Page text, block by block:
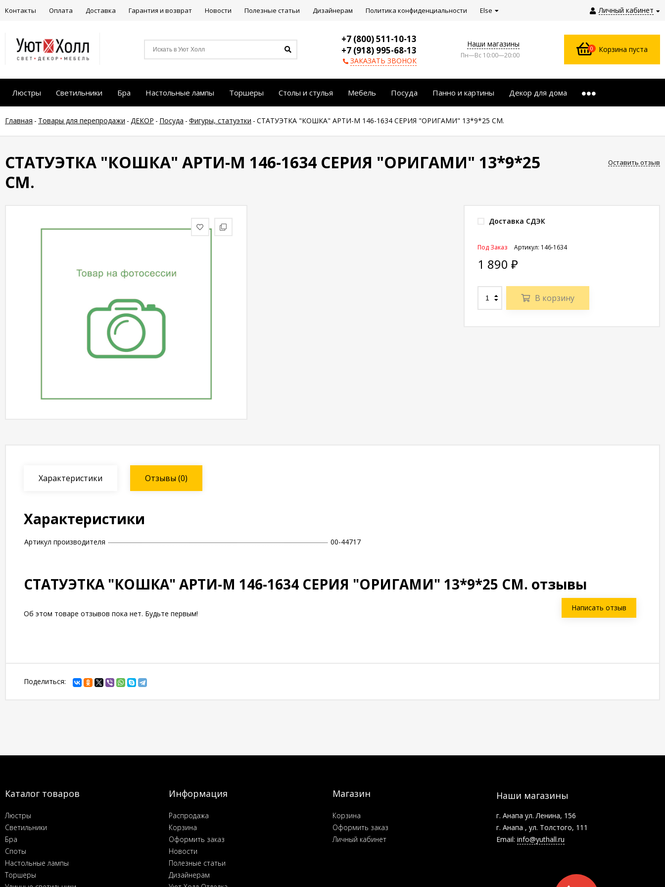
Личный кабинет
Контакты Оплата Доставка Гарантия и возврат Новости Полезные статьи Дизайнерам Политика конфиденциальности Else
+7 (800) 511-10-13
+7 (918) 995-68-13
ЗАКАЗАТЬ ЗВОНОК
Наши магазины
Пн—Вс 10:00—20:00
0 Корзина пуста
Люстры Светильники Бра Настольные лампы Торшеры Столы и стулья Мебель Посуда Панно и картины Декор для дома
Главная - Товары для перепродажи - ДЕКОР - Посуда - Фигуры, статуэтки - СТАТУЭТКА "КОШКА" АРТИ-М 146-1634 СЕРИЯ "ОРИГАМИ" 13*9*25 СМ.
СТАТУЭТКА "КОШКА" АРТИ-М 146-1634 СЕРИЯ "ОРИГАМИ" 13*9*25
СМ.
Оставить отзыв
Доставка СДЭК
Артикул: 146-1634
Под Заказ
1 890 ₽
В корзину
Характеристики Отзывы (0)
Характеристики
Артикул производителя 00-44717
СТАТУЭТКА "КОШКА" АРТИ-М 146-1634 СЕРИЯ "ОРИГАМИ" 13*9*25 СМ. отзывы
Написать отзыв
Об этом товаре отзывов пока нет. Будьте первым!
Поделиться:
Каталог товаров
Люстры
Светильники
Бра
Споты
Настольные лампы
Торшеры
Информация
Распродажа
Корзина
Оформить заказ
Новости
Полезные статьи
Дизайнерам
Магазин
Корзина
Оформить заказ
Личный кабинет
Наши магазины
г. Анапа ул. Ленина, 156
г. Анапа , ул. Толстого, 111
Email: info@yuthall.ru